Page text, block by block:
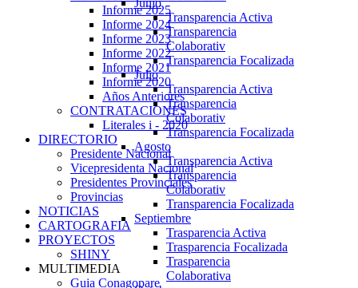
Junio
Transparencia Activa
Transparencia
Colaborativ
Transparencia Focalizada
Julio
Transparencia Activa
Transparencia
Colaborativ
Transparencia Focalizada
Agosto
Transparencia Activa
Transparencia
Colaborativ
Transparencia Focalizada
Septiembre
Trasparencia Activa
Trasparencia Focalizada
Trasparencia
Colaborativa
Informe 2025
Informe 2024
Informe 2023
Informe 2022
Informe 2021
Informe 2020
Años Anteriores
CONTRATACIONES
Literales i - 2020
DIRECTORIO
Presidente Nacional
Vicepresidenta Nacional
Presidentes Provinciales
Provincias
NOTICIAS
CARTOGRAFIA
PROYECTOS
SHINY
MULTIMEDIA
Guia Conagopare